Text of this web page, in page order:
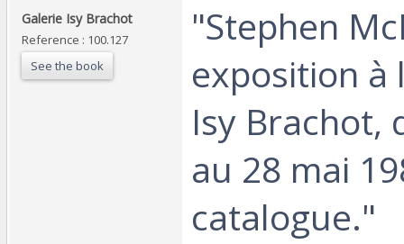
‎Galerie Isy Brachot‎
Reference : 100.127
See the book
‎"Stephen
exposition à
Isy Brachot,
au 28 mai
catalogue."‎